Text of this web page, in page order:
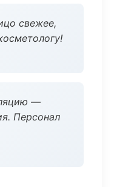
свежее,
—
Персонал